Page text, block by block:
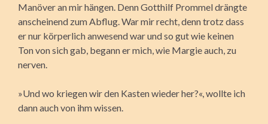
Manöver an mir hängen. Denn Gotthilf Prommel drängte
anscheinend zum Abflug. War mir recht, denn trotz dass
er nur körperlich anwesend war und so gut wie keinen
Ton von sich gab, begann er mich, wie Margie auch, zu
nerven.
»Und wo kriegen wir den Kasten wieder her?«, wollte ich
dann auch von ihm wissen.